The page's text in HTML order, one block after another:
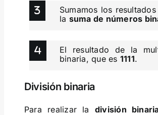
Sumamos los
la suma de números
El resultado de la
binaria, que es 1111.
División binaria
Para realizar la división